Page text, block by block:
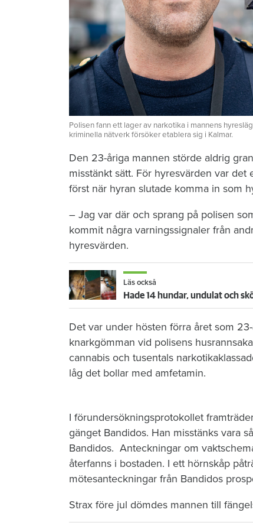
Polisen fann ett lager av narkotika i mannens
kriminella nätverk försöker etablera sig i Kalmar.
Den 23-åriga mannen störde aldrig
misstänkt sätt. För hyresvärden var
först när hyran slutade komma in som
– Jag var där och sprang på polisen
kommit några varningssignaler från
hyresvärden.
Läs också
Hade 14 hundar, undulat och
Det var under hösten förra året som
knarkgömman vid polisens
cannabis och tusentals
låg det bollar med amfetamin.
I förundersökningsprotokollet
gänget Bandidos. Han misstänks vara
Bandidos. Anteckningar om
återfanns i bostaden. I ett hörnskåp
mötesanteckningar från Bandidos
Strax före jul dömdes mannen till